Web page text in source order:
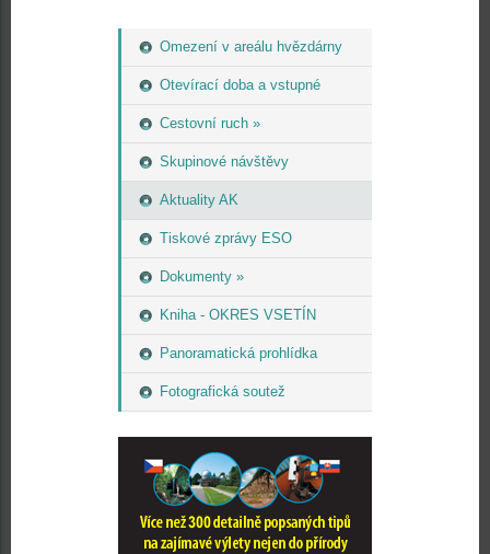
Omezení v areálu hvězdárny
Otevírací doba a vstupné
Cestovní ruch »
Skupinové návštěvy
Aktuality AK
Tiskové zprávy ESO
Dokumenty »
Kniha - OKRES VSETÍN
Panoramatická prohlídka
Fotografická soutež